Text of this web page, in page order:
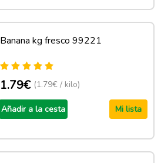
Banana kg fresco 99221
1.79€ (1.79€ / kilo)
Añadir a la cesta Mi lista